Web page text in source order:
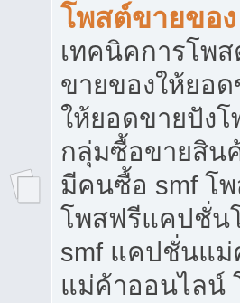
โพสต์ขายของ
เทคนิคการโพ
ขายของให้ยอ
ให้ยอดขายปัง
กลุ่มซื้อขายสิน
มีคนซื้อ smf โ
โพสฟรีแคปชั่น
smf แคปชั่นแ
แม่ค้าออนไลน์